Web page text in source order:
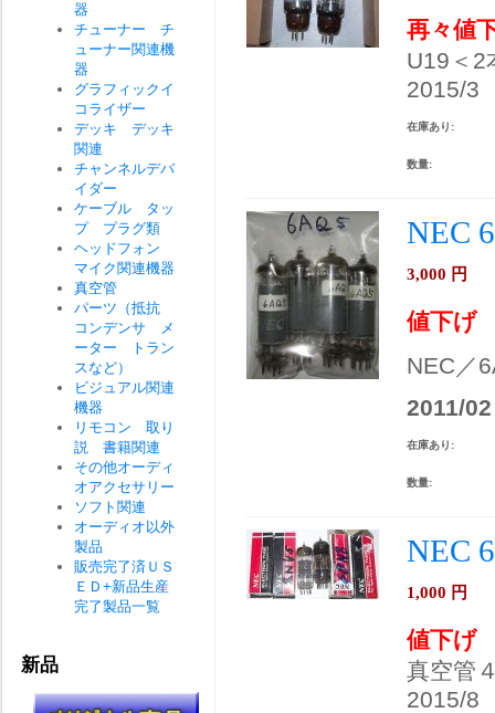
再々値
U19＜2
2015/3
在庫あり:
数量:
NEC
3,000 円
値下げ
NEC／
2011/02
在庫あり:
数量:
NEC
1,000 円
値下げ
真空管
2015/8
器
チューナー チ
ューナー関連機
器
グラフィックイ
コライザー
デッキ デッキ
関連
チャンネルデバ
イダー
ケーブル タッ
プ プラグ類
ヘッドフォン
マイク関連機器
真空管
パーツ（抵抗
コンデンサ メ
ーター トラン
スなど）
ビジュアル関連
機器
リモコン 取り
説 書籍関連
その他オーディ
オアクセサリー
ソフト関連
オーディオ以外
製品
販売完了済ＵＳ
ＥＤ+新品生産
完了製品一覧
新品